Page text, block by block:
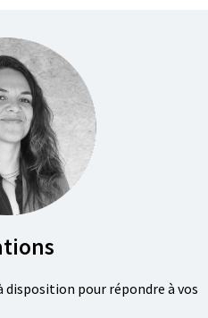
pour répondre à vos